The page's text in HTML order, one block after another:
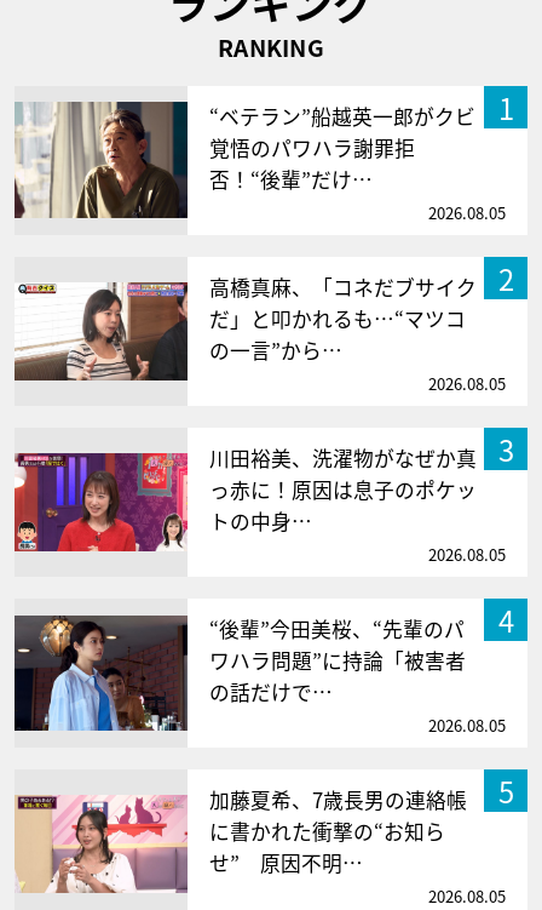
RANKING
1
“ベテラン”船越英一郎がクビ
覚悟のパワハラ謝罪拒
否！“後輩”だけ…
2026.08.05
2
高橋真麻、「コネだブサイク
だ」と叩かれるも…“マツコ
の一言”から…
2026.08.05
3
川田裕美、洗濯物がなぜか真
っ赤に！原因は息子のポケッ
トの中身…
2026.08.05
4
“後輩”今田美桜、“先輩のパ
ワハラ問題”に持論「被害者
の話だけで…
2026.08.05
5
加藤夏希、7歳長男の連絡帳
に書かれた衝撃の“お知ら
せ” 原因不明…
2026.08.05